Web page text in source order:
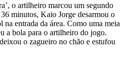
o artilheiro marcou um segundo
minutos, Kaio Jorge desarmou o
entrada da área. Como uma meia
a bola para o artilheiro do jogo.
o zagueiro no chão e estufou